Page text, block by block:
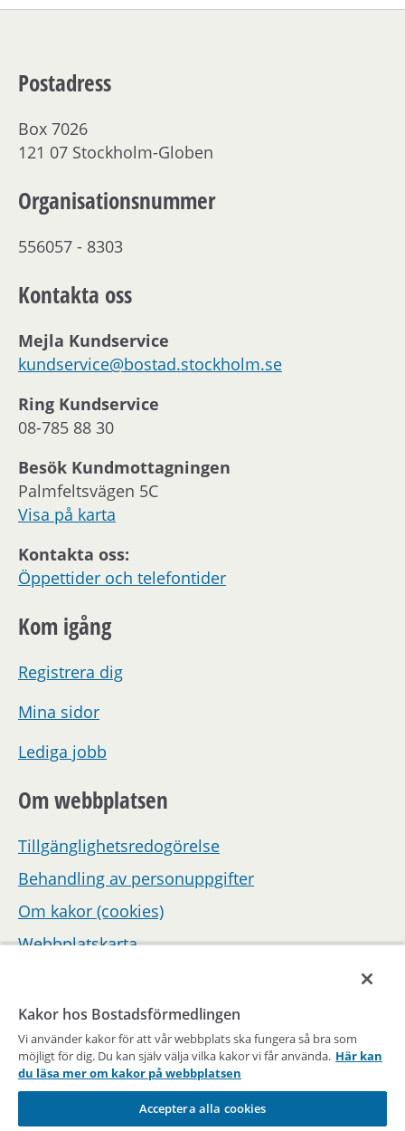
Postadress
Box 7026
121 07 Stockholm-Globen
Organisationsnummer
556057 - 8303
Kontakta oss
Mejla Kundservice
kundservice@bostad.stockholm.se
Ring Kundservice
08-785 88 30
Besök Kundmottagningen
Palmfeltsvägen 5C
Visa på karta
Kontakta oss:
Öppettider och telefontider
Kom igång
Registrera dig
Mina sidor
Lediga jobb
Om webbplatsen
Tillgänglighetsredogörelse
Behandling av personuppgifter
Om kakor (cookies)
Webbplatskarta
Kakor hos Bostadsförmedlingen
Vi använder kakor för att vår webbplats ska fungera så bra som
möjligt för dig. Du kan själv välja vilka kakor vi får använda. Här kan
du läsa mer om kakor på webbplatsen
Acceptera alla cookies